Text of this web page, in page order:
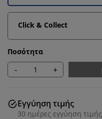
Click & Collect
Ποσότητα
- +
Εγγύηση τιμής
30 ημέρες εγγύηση